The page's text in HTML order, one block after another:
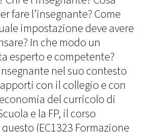
fare l’insegnante? Come
impostazione deve avere
In che modo un
esperto e competente?
nel suo contesto
con il collegio e con
del curricolo di
e la FP, il corso
(EC1323 Formazione